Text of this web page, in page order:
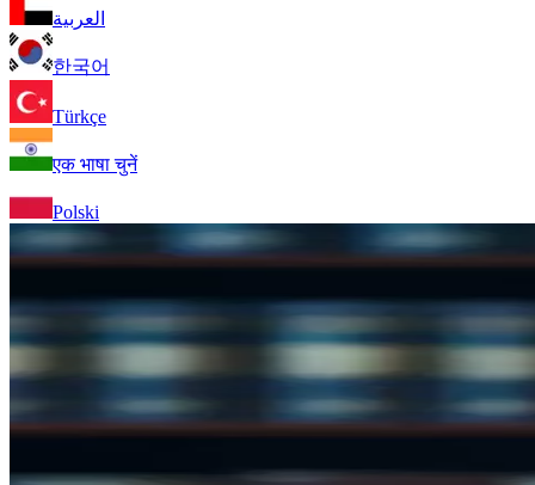
العربية
한국어
Türkçe
एक भाषा चुनें
Polski